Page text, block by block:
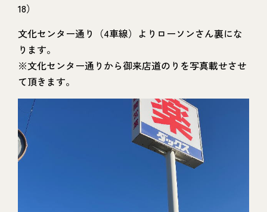
18）
文化センター通り（4車線）よりローソンさん裏にな
ります。
※文化センター通りから御来店道のりを写真載せさせ
て頂きます。